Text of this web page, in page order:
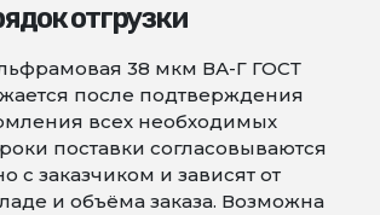
отгрузки
38 мкм ВА-Г ГОСТ
после подтверждения
всех необходимых
поставки согласовываются
с заказчиком и зависят от
и объёма заказа. Возможна